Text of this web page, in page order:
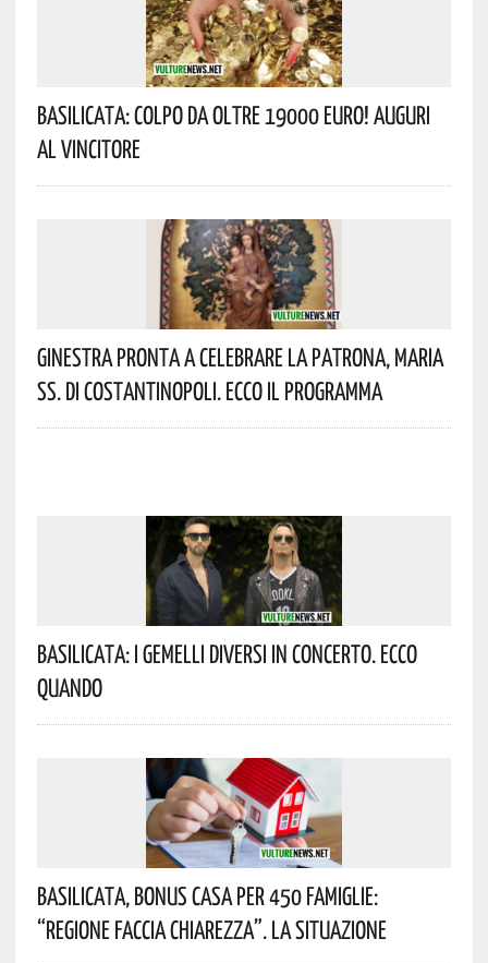
Basilicata: Colpo Da Oltre 19000 Euro! Auguri
Al Vincitore
Ginestra Pronta A Celebrare La Patrona, Maria
SS. Di Costantinopoli. Ecco Il Programma
Basilicata: I Gemelli DiVersi In Concerto. Ecco
Quando
Basilicata, Bonus Casa Per 450 Famiglie:
“Regione Faccia Chiarezza”. La Situazione